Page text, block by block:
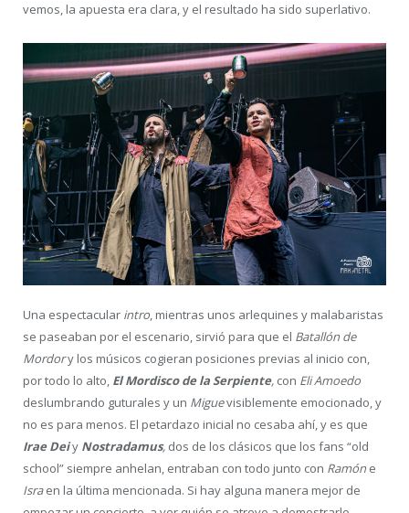
vemos, la apuesta era clara, y el resultado ha sido superlativo.
Una espectacular intro, mientras unos arlequines y malabaristas
se paseaban por el escenario, sirvió para que el Batallón de
Mordory los músicos cogieran posiciones previas al inicio con,
por todo lo alto, El Mordisco de la Serpiente, con Eli Amoedo
deslumbrando guturales y un Miguevisiblemente emocionado, y
no es para menos. El petardazo inicial no cesaba ahí, y es que
Irae Deiy Nostradamus, dos de los clásicos que los fans “old
school” siempre anhelan, entraban con todo junto con Ramón e
Israen la última mencionada. Si hay alguna manera mejor de